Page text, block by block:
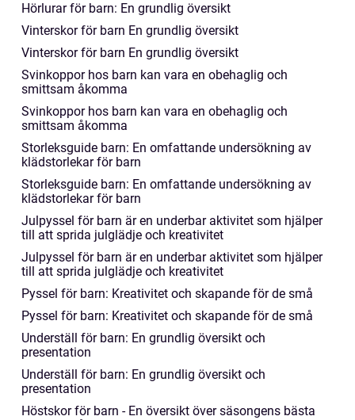
Hörlurar för barn: En grundlig översikt
Vinterskor för barn En grundlig översikt
Vinterskor för barn En grundlig översikt
Svinkoppor hos barn kan vara en obehaglig och
smittsam åkomma
Svinkoppor hos barn kan vara en obehaglig och
smittsam åkomma
Storleksguide barn: En omfattande undersökning av
klädstorlekar för barn
Storleksguide barn: En omfattande undersökning av
klädstorlekar för barn
Julpyssel för barn är en underbar aktivitet som hjälper
till att sprida julglädje och kreativitet
Julpyssel för barn är en underbar aktivitet som hjälper
till att sprida julglädje och kreativitet
Pyssel för barn: Kreativitet och skapande för de små
Pyssel för barn: Kreativitet och skapande för de små
Underställ för barn: En grundlig översikt och
presentation
Underställ för barn: En grundlig översikt och
presentation
Höstskor för barn - En översikt över säsongens bästa